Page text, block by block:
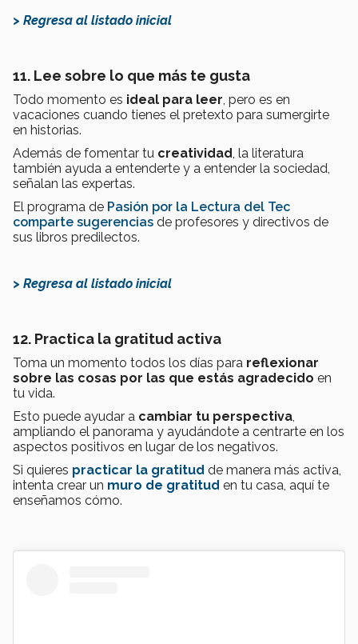
> Regresa al listado inicial
11. Lee sobre lo que más te gusta
Todo momento es ideal para leer, pero es en
vacaciones cuando tienes el pretexto para sumergirte
en historias.
Además de fomentar tu creatividad, la literatura
también ayuda a entenderte y a entender la sociedad,
señalan las expertas.
El programa de Pasión por la Lectura del Tec
comparte sugerencias de profesores y directivos de
sus libros predilectos.
> Regresa al listado inicial
12. Practica la gratitud activa
Toma un momento todos los días para reflexionar
sobre las cosas por las que estás agradecido en
tu vida.
Esto puede ayudar a cambiar tu perspectiva,
ampliando el panorama y ayudándote a centrarte en los
aspectos positivos en lugar de los negativos.
Si quieres practicar la gratitud de manera más activa,
intenta crear un muro de gratitud en tu casa, aquí te
enseñamos cómo.